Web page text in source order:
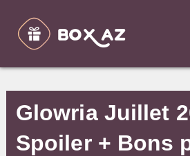
content
Glowria Juillet
Spoiler + Bons